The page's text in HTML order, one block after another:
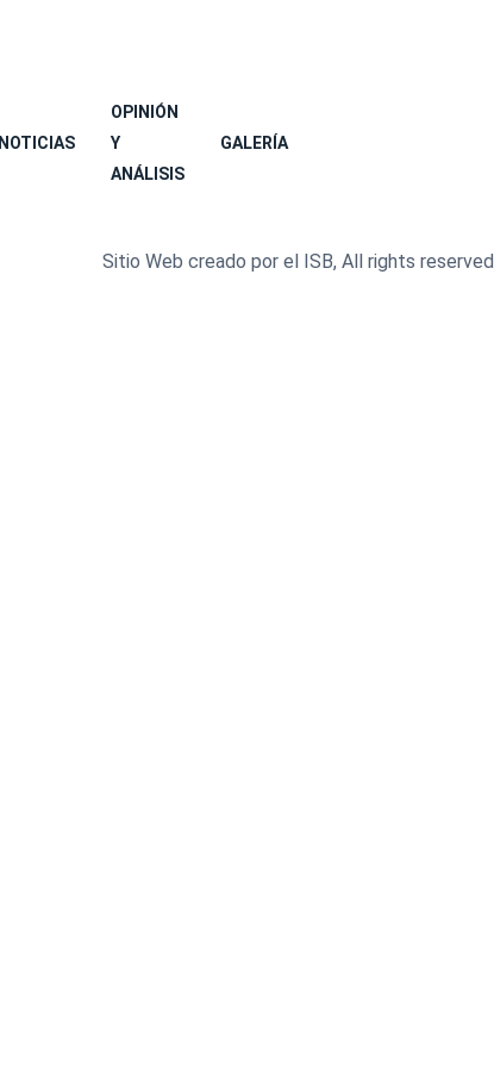
NOTICIAS
OPINIÓN
Y
ANÁLISIS
GALERÍA
Sitio Web creado por el ISB, All rights reserved